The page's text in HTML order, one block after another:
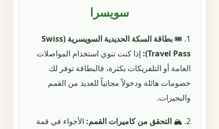
سويسرا
1. 🎟️
بطاقة السكة الحديدية السويسرية (Swiss
Travel Pass):
إذا كنت تنوي استخدام المواصلات
العامة أو التلفريكات بكثرة، فالبطاقة توفر لك
خصومات هائلة ودخولاً مجانياً للعديد من القمم
والبحيرات.
2. 🏔️ التحقق من كاميرات القمم: الأجواء في قمة